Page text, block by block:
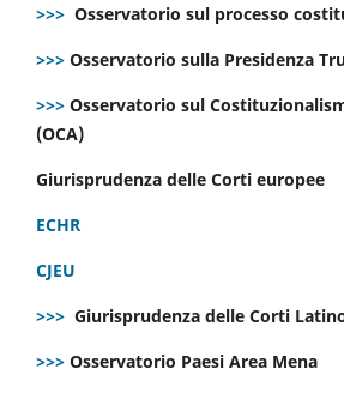
>>> Osservatorio sul processo
>>> Osservatorio sulla Presidenza
>>> Osservatorio sul
(OCA)
Giurisprudenza delle Corti europee
ECHR
CJEU
>>> Giurisprudenza delle Corti
>>> Osservatorio Paesi Area Mena